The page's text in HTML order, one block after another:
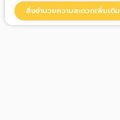
สิ่งอำนวยความสะดวกเพิ่มเติม